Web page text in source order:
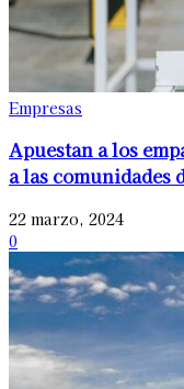
Empresas
Apuestan a los
a las comunidades
22 marzo, 2024
0